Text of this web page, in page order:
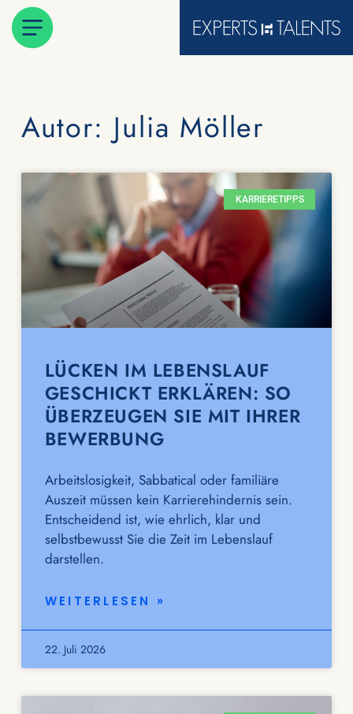
Autor: Julia Möller
KARRIERETIPPS
LÜCKEN IM LEBENSLAUF
GESCHICKT ERKLÄREN: SO
ÜBERZEUGEN SIE MIT IHRER
BEWERBUNG
Arbeitslosigkeit, Sabbatical oder familiäre
Auszeit müssen kein Karrierehindernis sein.
Entscheidend ist, wie ehrlich, klar und
selbstbewusst Sie die Zeit im Lebenslauf
darstellen.
WEITERLESEN »
22. Juli 2026